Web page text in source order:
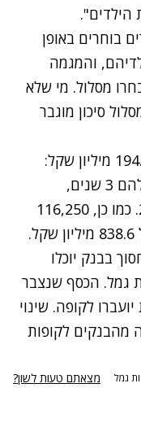
כי רק 60% מההורים בוחרים באופן
והמגמה
- בשנה האחרונה רק 50% בחרו מסלול. מי שלא
סיכון מוגבר
במהלך 2024 שולמו מענקים בסך 194.3 מיליון שקל:
מענק של 284 שקל לילדים שמלאו להם 3 שנים,
ומענקים של 568 שקל לבני 18 ו-21. כמו כן, 116,250
לחסוך בבנק יוכלו
גמל. הכסף שנצבר
לקופה. שינוי
מהבנקים לקופות
גמל מצאתם טעות לשון?